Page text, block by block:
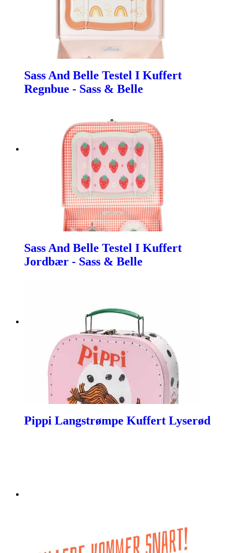
Sass And Belle Testel I Kuffert
Regnbue - Sass & Belle
Sass And Belle Testel I Kuffert
Jordbær - Sass & Belle
Pippi Langstrømpe Kuffert Lyserød